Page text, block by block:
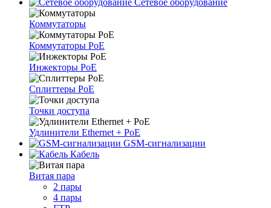
Сетевое оборудование
Коммутаторы
Коммутаторы PoE
Инжекторы PoE
Сплиттеры PoE
Точки доступа
Удлинители Ethernet + PoE
GSM-сигнализации
Кабель
Витая пара
2 пары
4 пары